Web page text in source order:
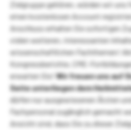
Zielgruppe gehören, würden wir uns
einen kostenlosen Account
Anschluss erhalten Sie sofortigen
vielen weiteren, interessanten
wissenschaftlichen Fachthemen!
Kongressberichte, CME-
erwarten Sie!Wir freuen uns auf
Seite unterliegen dem
dürfen nur ausgewiesenen Ärzten
Fachpersonal zugänglich gemacht
Ansicht sind, dass Sie zu dieser